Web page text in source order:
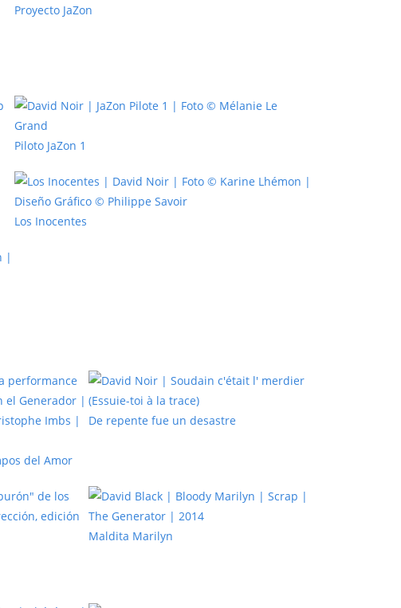
Proyecto JaZon
Piloto JaZon 1
Los Inocentes
del Amor
De repente fue un desastre
Maldita Marilyn